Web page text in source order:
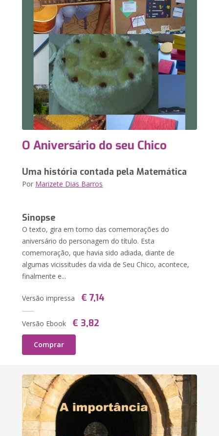
O Aniversário do seu Chico
Uma história contada pela Matemática
Por Marizete Dias Barros
Sinopse
O texto, gira em torno das comemorações do
aniversário do personagem do título. Esta
comemoração, que havia sido adiada, diante de
algumas vicissitudes da vida de Seu Chico, acontece,
finalmente e...
Versão impressa € 7,14
Versão Ebook € 3,82
Comprar